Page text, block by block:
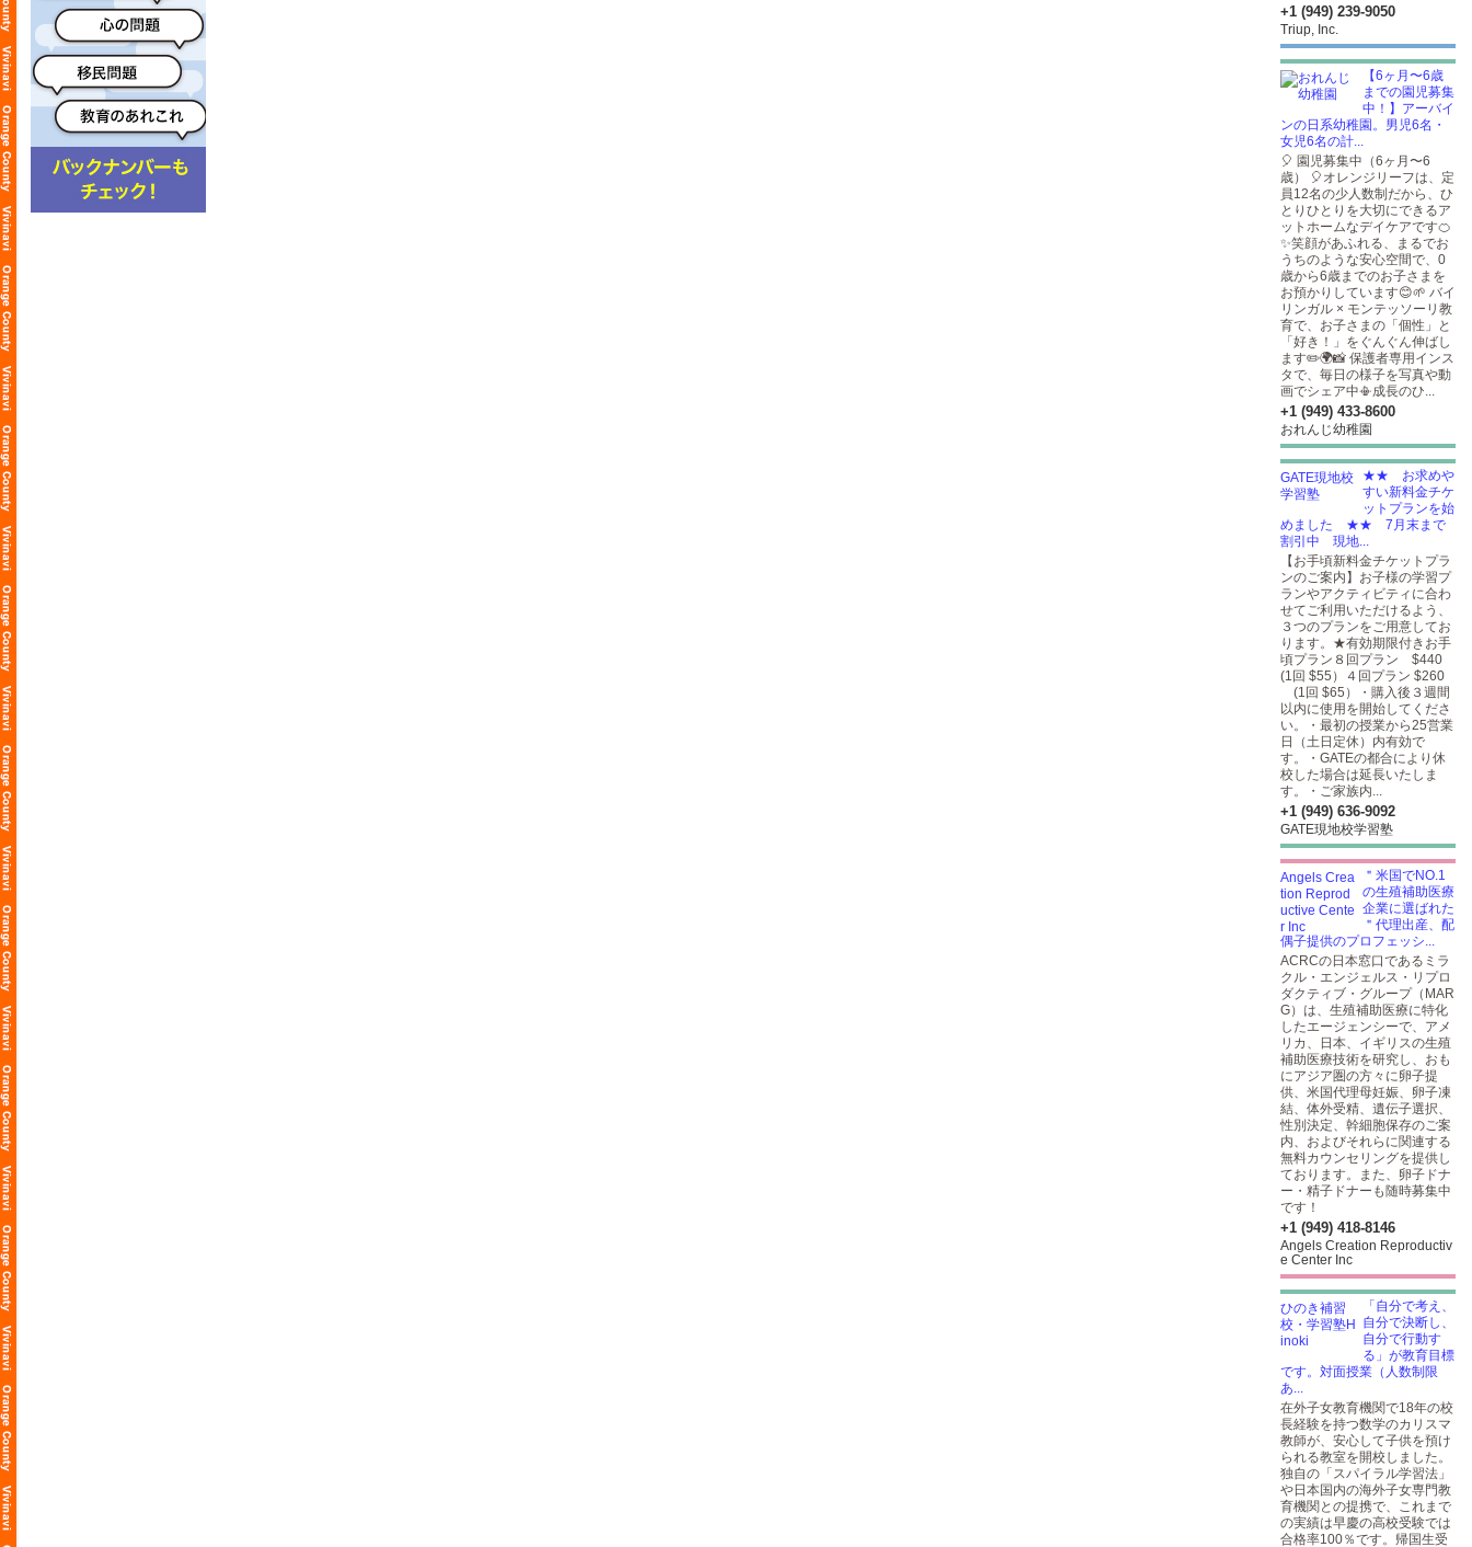
+1 (949) 239-9050
Triup, Inc.
【6ヶ月〜6歳
までの園児募集
中！】アーバイ
ンの日系幼稚園。男児6名・
女児6名の計...
🎈 園児募集中（6ヶ月〜6
歳） 🎈オレンジリーフは、定
員12名の少人数制だから、ひ
とりひとりを大切にできるア
ットホームなデイケアです🍊
✨笑顔があふれる、まるでお
うちのような安心空間で、0
歳から6歳までのお子さまを
お預かりしています😊🌱 バイ
リンガル × モンテッソーリ教
育で、お子さまの「個性」と
「好き！」をぐんぐん伸ばし
ます✏️🌍📸 保護者専用インス
タで、毎日の様子を写真や動
画でシェア中📳成長のひ...
+1 (949) 433-8600
おれんじ幼稚園
★★ お求めや
すい新料金チケ
ットプランを始
めました ★★ 7月末まで
割引中 現地...
【お手頃新料金チケットプラ
ンのご案内】お子様の学習プ
ランやアクティビティに合わ
せてご利用いただけるよう、
３つのプランをご用意してお
ります。★有効期限付きお手
頃プラン８回プラン $440
(1回 $55）４回プラン $260
(1回 $65）・購入後３週間
以内に使用を開始してくださ
い。・最初の授業から25営業
日（土日定休）内有効で
す。・GATEの都合により休
校した場合は延長いたしま
す。・ご家族内...
+1 (949) 636-9092
GATE現地校学習塾
＂米国でNO.1
の生殖補助医療
企業に選ばれた
＂代理出産、配
偶子提供のプロフェッシ...
ACRCの日本窓口であるミラ
クル・エンジェルス・リプロ
ダクティブ・グループ（MAR
G）は、生殖補助医療に特化
したエージェンシーで、アメ
リカ、日本、イギリスの生殖
補助医療技術を研究し、おも
にアジア圏の方々に卵子提
供、米国代理母妊娠、卵子凍
結、体外受精、遺伝子選択、
性別決定、幹細胞保存のご案
内、およびそれらに関連する
無料カウンセリングを提供し
ております。また、卵子ドナ
ー・精子ドナーも随時募集中
です！
+1 (949) 418-8146
Angels Creation Reproductiv
e Center Inc
「自分で考え、
自分で決断し、
自分で行動す
る」が教育目標
です。対面授業（人数制限
あ...
在外子女教育機関で18年の校
長経験を持つ数学のカリスマ
教師が、安心して子供を預け
られる教室を開校しました。
独自の「スパイラル学習法」
や日本国内の海外子女専門教
育機関との提携で、これまで
の実績は早慶の高校受験では
合格率100％です。帰国生受